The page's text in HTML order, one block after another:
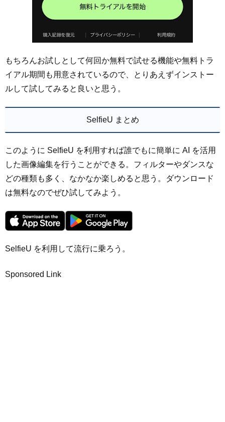
もちろんお試しとして何回か無料で試せる機能や無料トラ
イアル期間も用意されているので、とりあえずインストー
ルして試してみると良いと思う。
SelfieU まとめ
このように SelfieU を利用すれば誰でもに簡単に AI を活用
した画像編集を行うことができる。フィルターやダンスな
どの種類も多く、なかなか楽しめると思う。ダウンロード
は無料なのでぜひ試してみよう。
SelfieU を利用して流行に乗ろう。
Sponsored Link